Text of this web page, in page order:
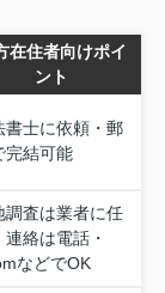
在住者向けポイ
ント
書士に依頼・郵
完結可能
調査は業者に任
連絡は電話・
などでOK